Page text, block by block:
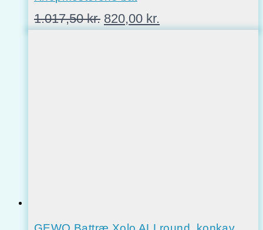
1.017,50kr. Den
oprindelige
820,00 kr.
aktuelle